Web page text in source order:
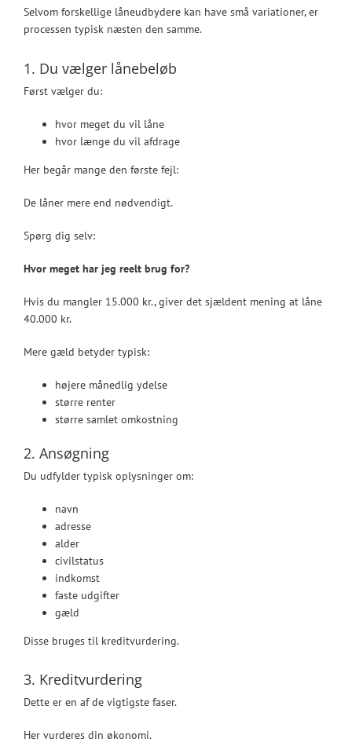
Selvom forskellige låneudbydere kan have små variationer, er
processen typisk næsten den samme.
1. Du vælger lånebeløb
Først vælger du:
hvor meget du vil låne
hvor længe du vil afdrage
Her begår mange den første fejl:
De låner mere end nødvendigt.
Spørg dig selv:
Hvor meget har jeg reelt brug for?
Hvis du mangler 15.000 kr., giver det sjældent mening at låne
40.000 kr.
Mere gæld betyder typisk:
højere månedlig ydelse
større renter
større samlet omkostning
2. Ansøgning
Du udfylder typisk oplysninger om:
navn
adresse
alder
civilstatus
indkomst
faste udgifter
gæld
Disse bruges til kreditvurdering.
3. Kreditvurdering
Dette er en af de vigtigste faser.
Her vurderes din økonomi.